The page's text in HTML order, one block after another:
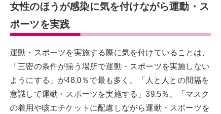
女性のほうが感染に気を付けながら運動・ス
ポーツを実践
運動・スポーツを実施する際に気を付けていることは、
「三密の条件が揃う場所で運動・スポーツを実施しない
ようにする」が48.0％で最も多く、「人と人との間隔を
意識して運動・スポーツを実施する」39.5％、「マスク
の着用や咳エチケットに配慮しながら運動・スポーツを